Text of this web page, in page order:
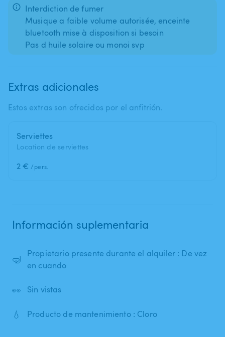
Interdiction de fumer
Musique a faible volume autorisée, enceinte
bluetooth mise à disposition si besoin
Extras adicionales
Estos extras son ofrecidos por el anfitrión.
Serviettes
Location de serviettes
2 € /pers.
Información suplementaria
🤿
Propietario presente durante el alquiler : De vez
en cuando
👀 Sin vistas
💧 Producto de mantenimiento : Cloro